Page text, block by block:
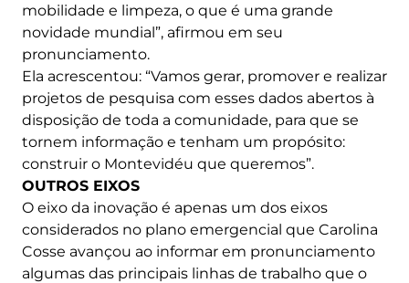
mobilidade e limpeza, o que é uma grande
novidade mundial”, afirmou em seu
pronunciamento.
Ela acrescentou: “Vamos gerar, promover e realizar
projetos de pesquisa com esses dados abertos à
disposição de toda a comunidade, para que se
tornem informação e tenham um propósito:
construir o Montevidéu que queremos”.
OUTROS EIXOS
O eixo da inovação é apenas um dos eixos
considerados no plano emergencial que Carolina
Cosse avançou ao informar em pronunciamento
algumas das principais linhas de trabalho que o